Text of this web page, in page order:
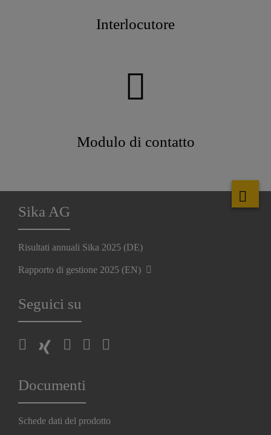
Interlocutore
Modulo di contatto
Sika AG
Risultati annuali Sika 2025 (DE)
Rapporto di gestione 2025 (EN)
Seguici su
Documenti
Schede dati del prodotto